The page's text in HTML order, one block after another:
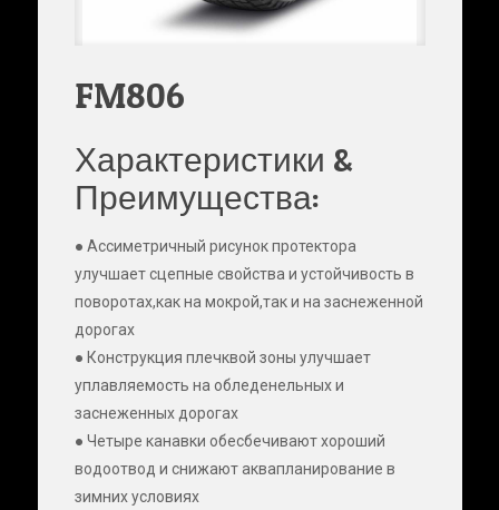
FM806
Характеристики &
Преимущества:
● Ассиметричный рисунок протектора
улучшает сцепные свойства и устойчивость в
поворотах,как на мокрой,так и на заснеженной
дорогах
● Конструкция плечквой зоны улучшает
уплавляемость на обледенельных и
заснеженных дорогах
● Четыре канавки обесбечивают хороший
водоотвод и снижают аквапланирование в
зимних условиях